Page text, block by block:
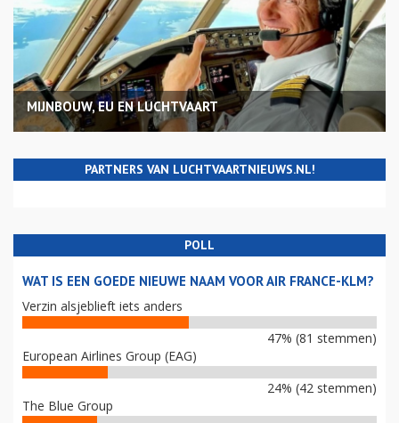
MIJNBOUW, EU EN LUCHTVAART
PARTNERS VAN LUCHTVAARTNIEUWS.NL!
POLL
WAT IS EEN GOEDE NIEUWE NAAM VOOR AIR FRANCE-KLM?
Verzin alsjeblieft iets anders
47% (81 stemmen)
European Airlines Group (EAG)
24% (42 stemmen)
The Blue Group